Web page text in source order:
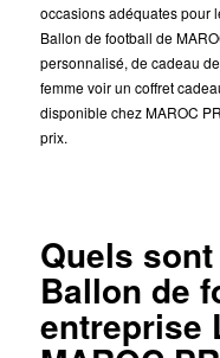
occasions adéquates pour
Ballon de football de
personnalisé, de cadeau
femme voir un coffret
disponible chez MAROC
prix.
Quels
Ballon de
entreprise